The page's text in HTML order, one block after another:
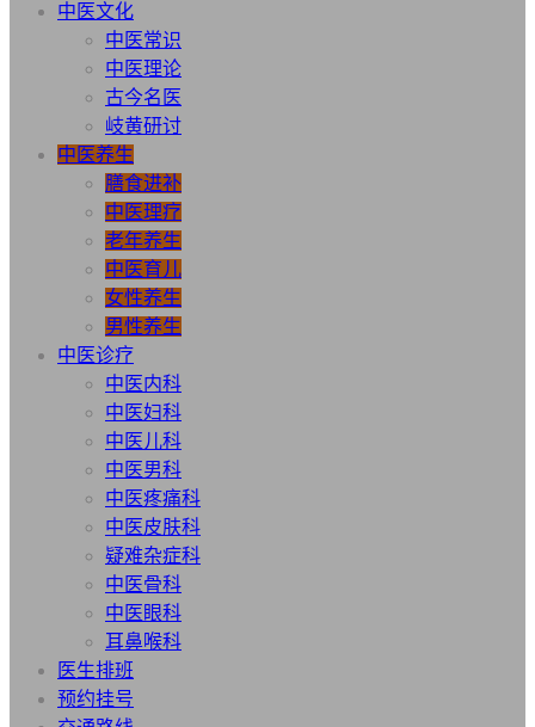
中医文化
中医常识
中医理论
古今名医
岐黄研讨
中医养生
膳食进补
中医理疗
老年养生
中医育儿
女性养生
男性养生
中医诊疗
中医内科
中医妇科
中医儿科
中医男科
中医疼痛科
中医皮肤科
疑难杂症科
中医骨科
中医眼科
耳鼻喉科
医生排班
预约挂号